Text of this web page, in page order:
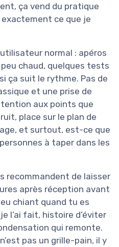
ça vend du pratique
exactement ce que je
normal : apéros
chaud, quelques tests
ça suit le rythme. Pas de
et une prise de
aux points que
place sur le plan de
et surtout, est-ce que
à taper dans les
recommandent de laisser
après réception avant
chiant quand tu es
l’ai fait, histoire d’éviter
qui remonte.
pas un grille-pain, il y